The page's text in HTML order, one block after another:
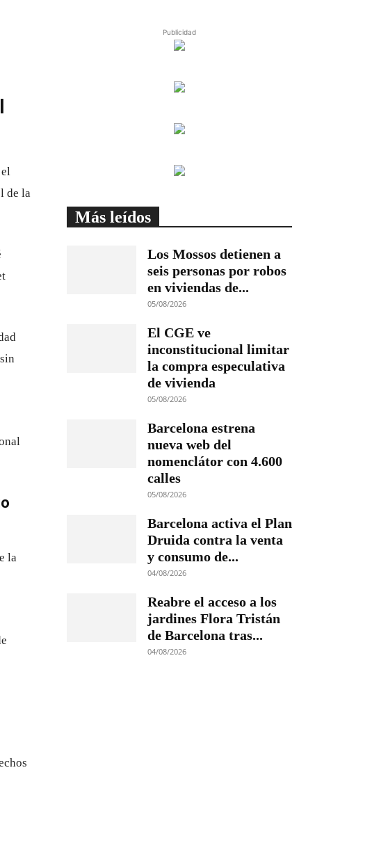
el
de la
la
Publicidad
Más leídos
Los Mossos detienen a
seis personas por robos
en viviendas de...
05/08/2026
El CGE ve
inconstitucional limitar
la compra especulativa
de vivienda
05/08/2026
Barcelona estrena
nueva web del
nomenclátor con 4.600
calles
05/08/2026
Barcelona activa el Plan
Druida contra la venta
y consumo de...
04/08/2026
Reabre el acceso a los
jardines Flora Tristán
de Barcelona tras...
04/08/2026